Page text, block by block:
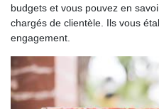
budgets et vous pouvez en
chargés de clientèle. Ils vous
engagement.